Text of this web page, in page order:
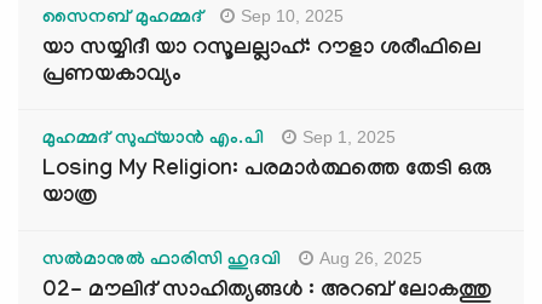
സൈനബ് മുഹമ്മദ് Sep 10, 2025
യാ സയ്യിദീ യാ റസൂലല്ലാഹ്: റൗളാ ശരീഫിലെ
പ്രണയകാവ്യം
മുഹമ്മദ് സുഫ്‌യാൻ എം.പി Sep 1, 2025
Losing My Religion: പരമാർത്ഥത്തെ തേടി ഒരു
യാത്ര
സൽമാനുൽ ഫാരിസി ഹുദവി Aug 26, 2025
02- മൗലിദ് സാഹിത്യങ്ങൾ : അറബ് ലോകത്തു